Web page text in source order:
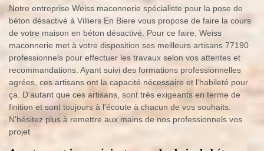
Notre entreprise Weiss maconnerie spécialiste pour la pose de
béton désactivé à Villiers En Biere vous propose de faire la cours
de votre maison en béton désactivé. Pour ce faire, Weiss
maconnerie met à votre disposition ses meilleurs artisans 77190
professionnels pour effectuer les travaux selon vos attentes et
recommandations. Ayant suivi des formations professionnelles
agrées, ces artisans ont la capacité nécessaire et l'habileté pour
ça. D'autant que ces artisans, sont très exigeants en terme de
finition et sont toujours à l'écoute à chacun de vos souhaits.
N'hésitez plus à remettre aux mains de nos professionnels vos
projet